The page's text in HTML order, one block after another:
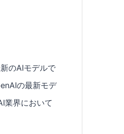
のAIモデルで
の最新モデ
業界において